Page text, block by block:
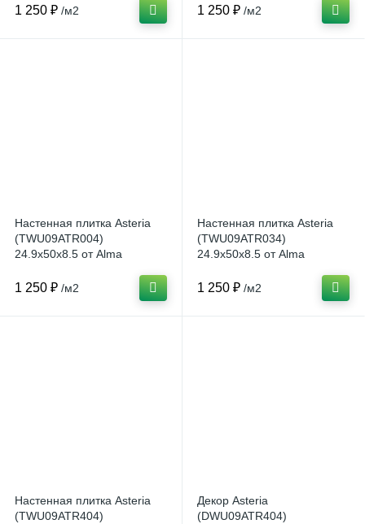
1 250 ₽ /м2 1 250 ₽ /м2
Настенная плитка Asteria
(TWU09ATR004)
24.9x50x8.5 от Alma
1 250 ₽ /м2
Настенная плитка Asteria
(TWU09ATR034)
24.9x50x8.5 от Alma
1 250 ₽ /м2
Настенная плитка Asteria
(TWU09ATR404)
Декор Asteria
(DWU09ATR404)